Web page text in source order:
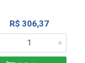
R$ 306,37